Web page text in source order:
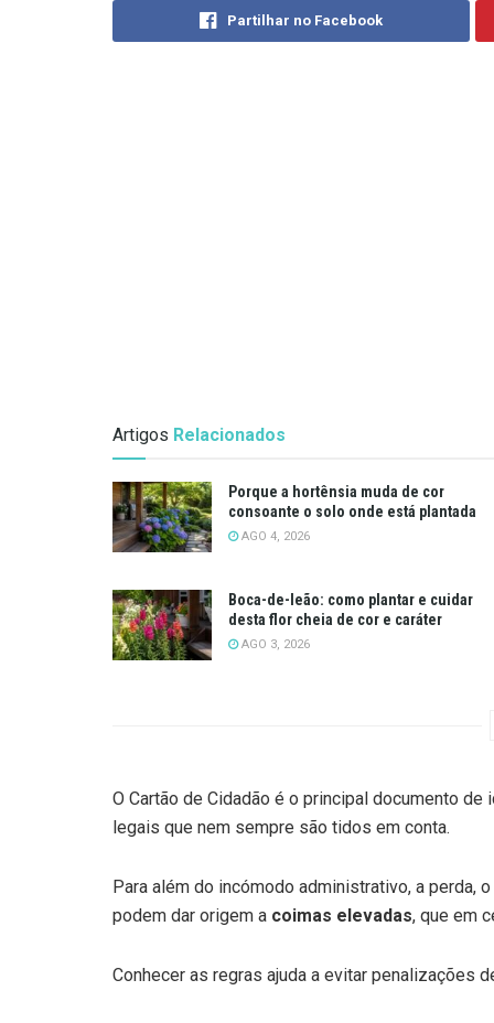
Partilhar no Facebook
Artigos Relacionados
Porque a hortênsia muda de cor
consoante o solo onde está plantada
AGO 4, 2026
Boca-de-leão: como plantar e cuidar
desta flor cheia de cor e caráter
AGO 3, 2026
O Cartão de Cidadão é o principal documento
legais que nem sempre são tidos em conta.
Para além do incómodo administrativo, a perda,
podem dar origem a coimas elevadas, que em
Conhecer as regras ajuda a evitar penalizações